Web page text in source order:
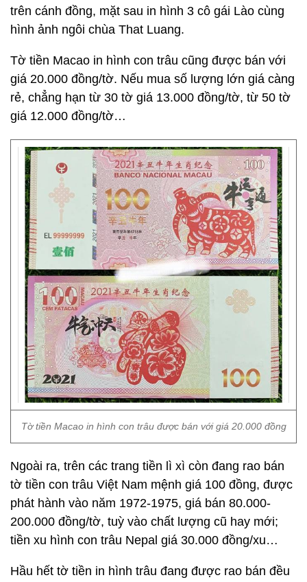
trên cánh đồng, mặt sau in hình 3 cô gái Lào cùng
hình ảnh ngôi chùa That Luang.
Tờ tiền Macao in hình con trâu cũng được bán với
giá 20.000 đồng/tờ. Nếu mua số lượng lớn giá càng
rẻ, chẳng hạn từ 30 tờ giá 13.000 đồng/tờ, từ 50 tờ
giá 12.000 đồng/tờ…
Tờ tiền Macao in hình con trâu được bán với giá 20.000 đồng
Ngoài ra, trên các trang tiền lì xì còn đang rao bán
tờ tiền con trâu Việt Nam mệnh giá 100 đồng, được
phát hành vào năm 1972-1975, giá bán 80.000-
200.000 đồng/tờ, tuỳ vào chất lượng cũ hay mới;
tiền xu hình con trâu Nepal giá 30.000 đồng/xu…
Hầu hết tờ tiền in hình trâu đang được rao bán đều